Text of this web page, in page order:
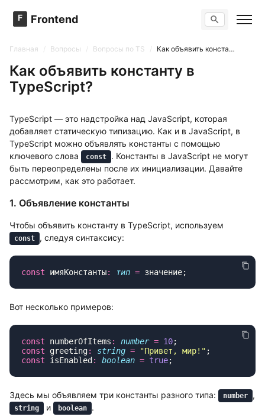
F Frontend Поиск по сайту
Тренажер вопросов
Тесты
Задачи
Главная Вопросы Вопросы по TS Как объявить константу в TypeScript?
Как объявить константу в
TypeScript?
TypeScript — это надстройка над JavaScript, которая
добавляет статическую типизацию. Как и в JavaScript, в
TypeScript можно объявлять константы с помощью
ключевого слова
const
. Константы в JavaScript не могут
быть переопределены после их инициализации. Давайте
рассмотрим, как это работает.
1. Объявление константы
Чтобы объявить константу в TypeScript, используем
const , следуя синтаксису:
const имяКонстанты: тип =
Вот несколько примеров:
const numberOfItems : number = 10
const greeting: string = "Привет, мир! "
const isEnabled : boolean = true
Здесь мы объявляем три константы разного типа: number ,
string и boolean .